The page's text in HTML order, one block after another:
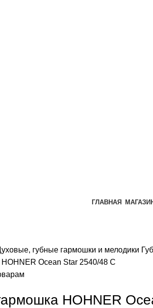
ГЛАВНАЯ
губные гармошки и мелодики
Ocean Star 2540/48 C
HOHNER